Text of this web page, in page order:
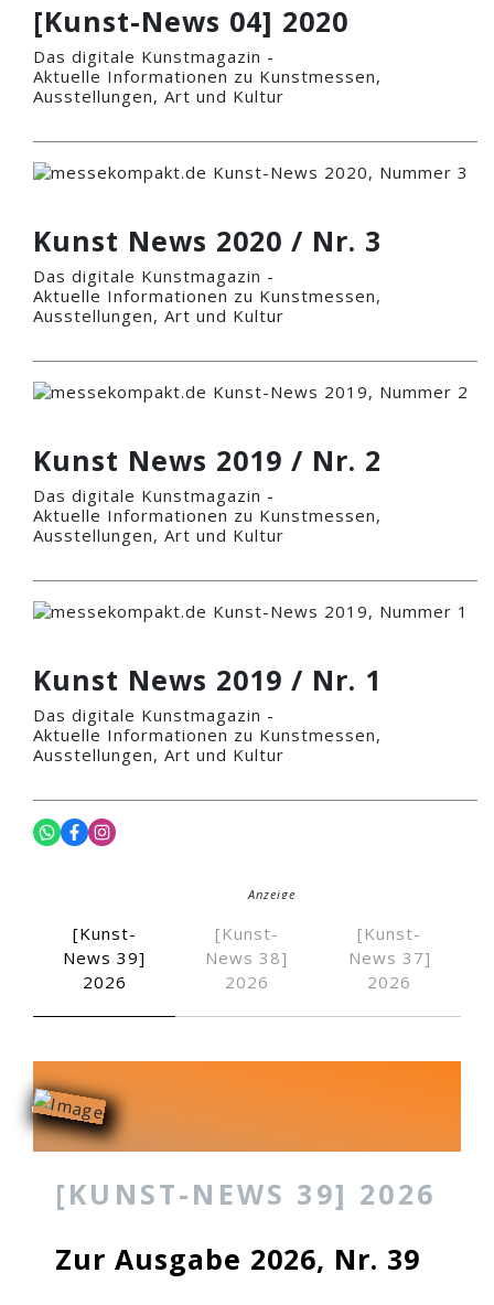
[Kunst-News 04] 2020
Das digitale Kunstmagazin -
Aktuelle Informationen zu Kunstmessen,
Ausstellungen, Art und Kultur
Kunst News 2020 / Nr. 3
Das digitale Kunstmagazin -
Aktuelle Informationen zu Kunstmessen,
Ausstellungen, Art und Kultur
Kunst News 2019 / Nr. 2
Das digitale Kunstmagazin -
Aktuelle Informationen zu Kunstmessen,
Ausstellungen, Art und Kultur
Kunst News 2019 / Nr. 1
Das digitale Kunstmagazin -
Aktuelle Informationen zu Kunstmessen,
Ausstellungen, Art und Kultur
Anzeige
Anzeige
[Kunst-
News 39]
2026
[Kunst-
News 38]
2026
[Kunst-
News 37]
2026
[KUNST-NEWS 39] 2026
Zur Ausgabe 2026, Nr. 39